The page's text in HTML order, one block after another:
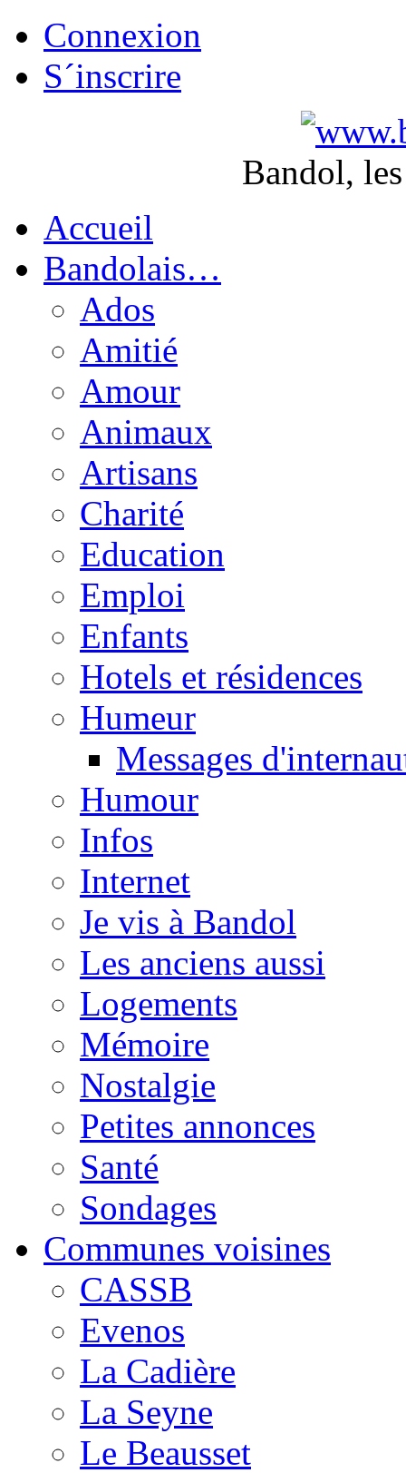
Connexion
S´inscrire
Bandol,
Accueil
Bandolais…
Ados
Amitié
Amour
Animaux
Artisans
Charité
Education
Emploi
Enfants
Hotels et résidences
Humeur
Messages
Humour
Infos
Internet
Je vis à Bandol
Les anciens aussi
Logements
Mémoire
Nostalgie
Petites annonces
Santé
Sondages
Communes voisines
CASSB
Evenos
La Cadière
La Seyne
Le Beausset